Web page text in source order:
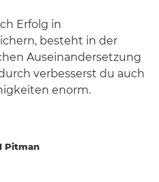
Erfolg in
besteht in der
Auseinandersetzung
verbesserst du auch
enorm.
Pitman